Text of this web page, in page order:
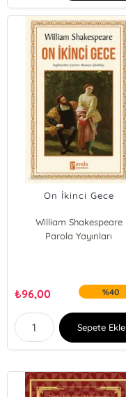
On İkinci Gece
William Shakespeare
Parola Yayınları
₺96,00 %40
Sepete Ekle